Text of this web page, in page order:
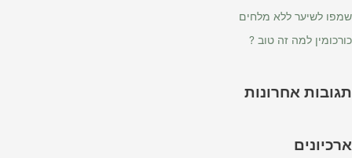
שמפו לשיער ללא מלחים
כורכומין למה זה טוב ?
תגובות אחרונות
ארכיונים